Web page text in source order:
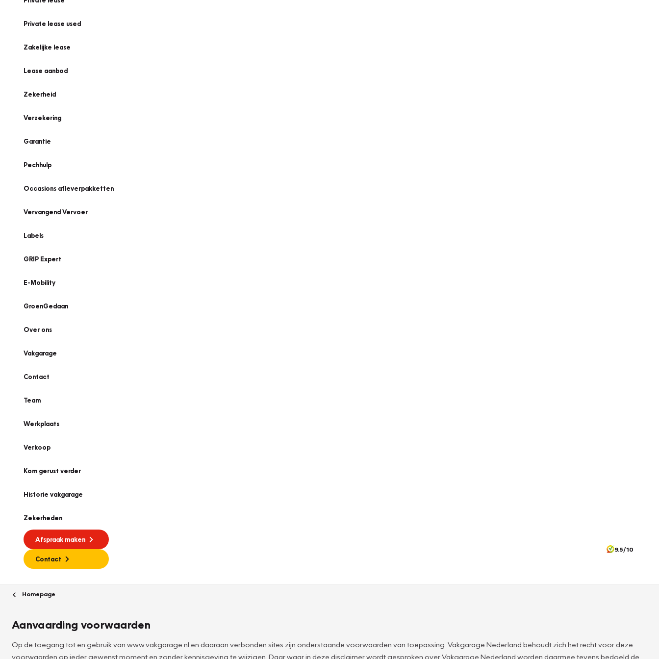
Private lease used
Zakelijke lease
Lease aanbod
Zekerheid
Verzekering
Garantie
Pechhulp
Occasions afleverpakketten
Vervangend Vervoer
Labels
GRIP Expert
E-Mobility
GroenGedaan
Over ons
Vakgarage
Contact
Team
Werkplaats
Verkoop
Kom gerust verder
Historie vakgarage
Zekerheden
Afspraak maken
Contact
9.5/10
Homepage
Aanvaarding voorwaarden
Op de toegang tot en gebruik van www.vakgarage.nl en daaraan verbonden sites zijn onderstaande voorwaarden van toepassing. Vakgarage Nederland behoudt zich het recht voor deze
voorwaarden op ieder gewenst moment en zonder kennisgeving te wijzigen. Daar waar in deze disclaimer wordt gesproken over Vakgarage Nederland worden daarmee tevens bedoeld de